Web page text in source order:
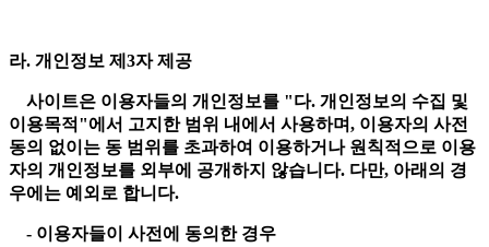
라. 개인정보 제3자 제공
사이트은 이용자들의 개인정보를 "다. 개인정보의 수집 및
이용목적"에서 고지한 범위 내에서 사용하며, 이용자의 사전
동의 없이는 동 범위를 초과하여 이용하거나 원칙적으로 이용
자의 개인정보를 외부에 공개하지 않습니다. 다만, 아래의 경
우에는 예외로 합니다.
- 이용자들이 사전에 동의한 경우